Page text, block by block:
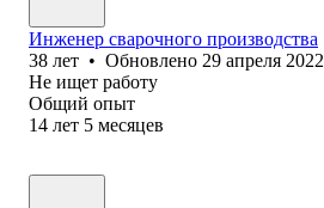
Инженер сварочного производства
38 лет • Обновлено 29 апреля 2022
Не ищет работу
Общий опыт
14 лет 5 месяцев